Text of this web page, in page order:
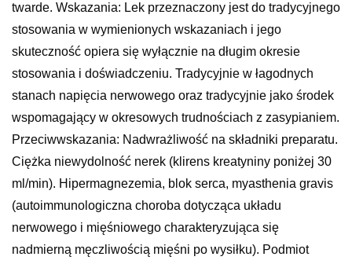
twarde. Wskazania: Lek przeznaczony jest do tradycyjnego
stosowania w wymienionych wskazaniach i jego
skuteczność opiera się wyłącznie na długim okresie
stosowania i doświadczeniu. Tradycyjnie w łagodnych
stanach napięcia nerwowego oraz tradycyjnie jako środek
wspomagający w okresowych trudnościach z zasypianiem.
Przeciwwskazania: Nadwrażliwość na składniki preparatu.
Ciężka niewydolność nerek (klirens kreatyniny poniżej 30
ml/min). Hipermagnezemia, blok serca, myasthenia gravis
(autoimmunologiczna choroba dotycząca układu
nerwowego i mięśniowego charakteryzująca się
nadmierną męczliwością mięśni po wysiłku). Podmiot